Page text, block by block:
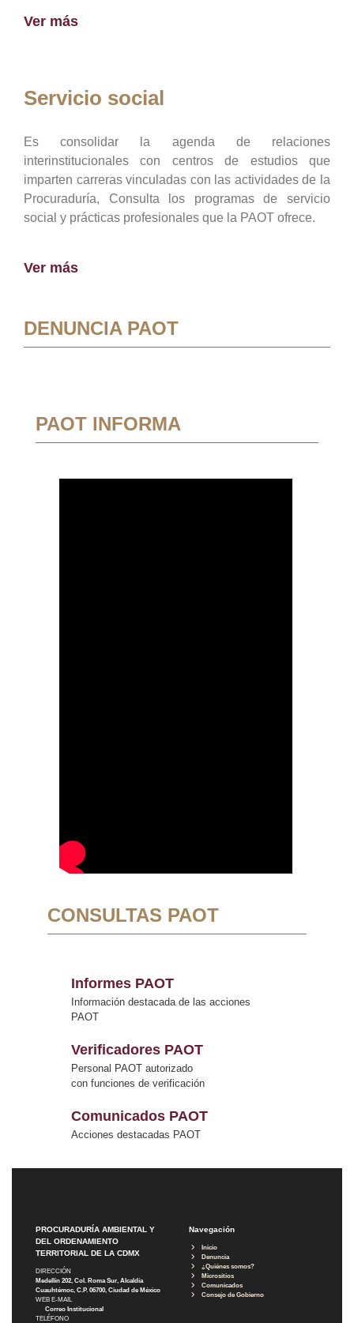
Ver más
Servicio social
Es consolidar la agenda de relaciones
interinstitucionales con centros de estudios que
imparten carreras vinculadas con las actividades de la
Procuraduría, Consulta los programas de servicio
social y prácticas profesionales que la PAOT ofrece.
Ver más
DENUNCIA PAOT
PAOT INFORMA
CONSULTAS PAOT
Informes PAOT
Información destacada de las acciones
PAOT
Verificadores PAOT
Personal PAOT autorizado
con funciones de verificación
Comunicados PAOT
Acciones destacadas PAOT
PROCURADURÍA AMBIENTAL Y
DEL ORDENAMIENTO
TERRITORIAL DE LA CDMX
DIRECCIÓN
Medellín 202, Col. Roma Sur, Alcaldía
Cuauhtémoc, C.P. 06700, Ciudad de México
WEB E-MAIL
Correo Institucional
TELÉFONO
Navegación
Inicio
Denuncia
¿Quiénes somos?
Micrositios
Comunicados
Consejo de Gobierno